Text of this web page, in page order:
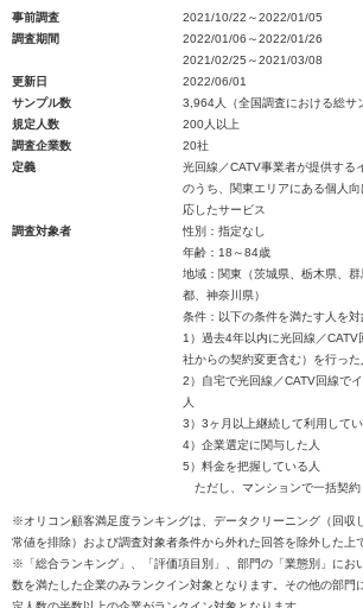
事前調査
2021/10/22～2022/01/05
調査期間
2022/01/06～2022/01/26
2021/02/25～2021/03/08
更新日
2022/06/01
サンプル数
3,964人（全国調査における総サ
規定人数
200人以上
調査企業数
20社
定義
光回線／CATV事業者が提供する
のうち、関東エリアにある個人
応したサービス
調査対象者
性別：指定なし
年齢：18～84歳
地域：関東（茨城県、栃木県、
都、神奈川県）
条件：以下の条件を満たす人を対
1）過去4年以内に光回線／
社からの契約変更含む）を行った
2）自宅で光回線／CATV回線で
人
3）3ヶ月以上継続して利用してい
4）企業選定に関与した人
5）料金を把握している人
ただし、マンションで一括契約
※オリコン顧客満足度ランキングは、データクリーニング（回収
常値を排除）および調査対象者条件から外れた回答を除外した上
※「総合ランキング」、「評価項目別」、部門の「業態別」にお
数を満たした企業のみランクイン対象となります。その他の部門